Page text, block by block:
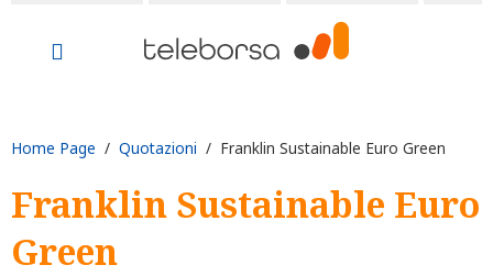
Home Page / Quotazioni / Franklin Sustainable Euro Green
Franklin Sustainable Euro
Green